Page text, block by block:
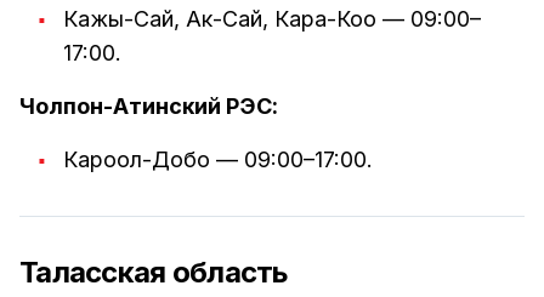
Кажы-Сай, Ак-Сай, Кара-Коо — 09:00–
17:00.
Чолпон-Атинский РЭС:
Кароол-Добо — 09:00–17:00.
Таласская область